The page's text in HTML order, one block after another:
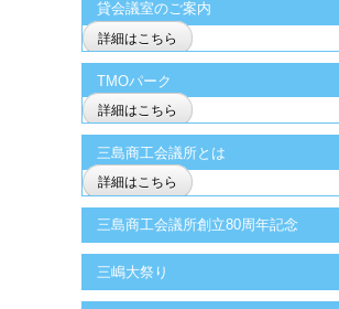
貸会議室のご案内
詳細はこちら
TMOパーク
詳細はこちら
三島商工会議所とは
詳細はこちら
三島商工会議所創立80周年記念
三嶋大祭り